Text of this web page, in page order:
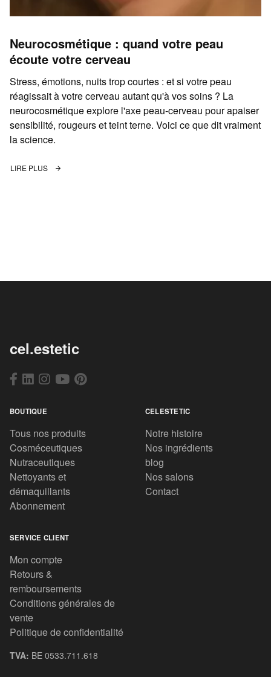
Neurocosmétique : quand votre peau
écoute votre cerveau
Stress, émotions, nuits trop courtes : et si votre peau
réagissait à votre cerveau autant qu'à vos soins ? La
neurocosmétique explore l'axe peau-cerveau pour apaiser
sensibilité, rougeurs et teint terne. Voici ce que dit vraiment
la science.
LIRE PLUS
cel.estetic
BOUTIQUE
Tous nos produits
Cosméceutiques
Nutraceutiques
Nettoyants et
démaquillants
Abonnement
CELESTETIC
Notre histoire
Nos ingrédients
blog
Nos salons
Contact
SERVICE CLIENT
Mon compte
Retours &
remboursements
Conditions générales de
vente
Politique de confidentialité
TVA: BE 0533.711.618